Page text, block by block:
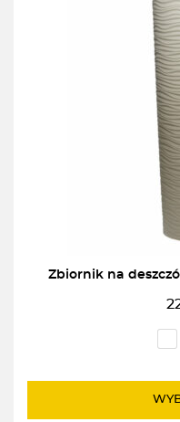
Zbiornik na